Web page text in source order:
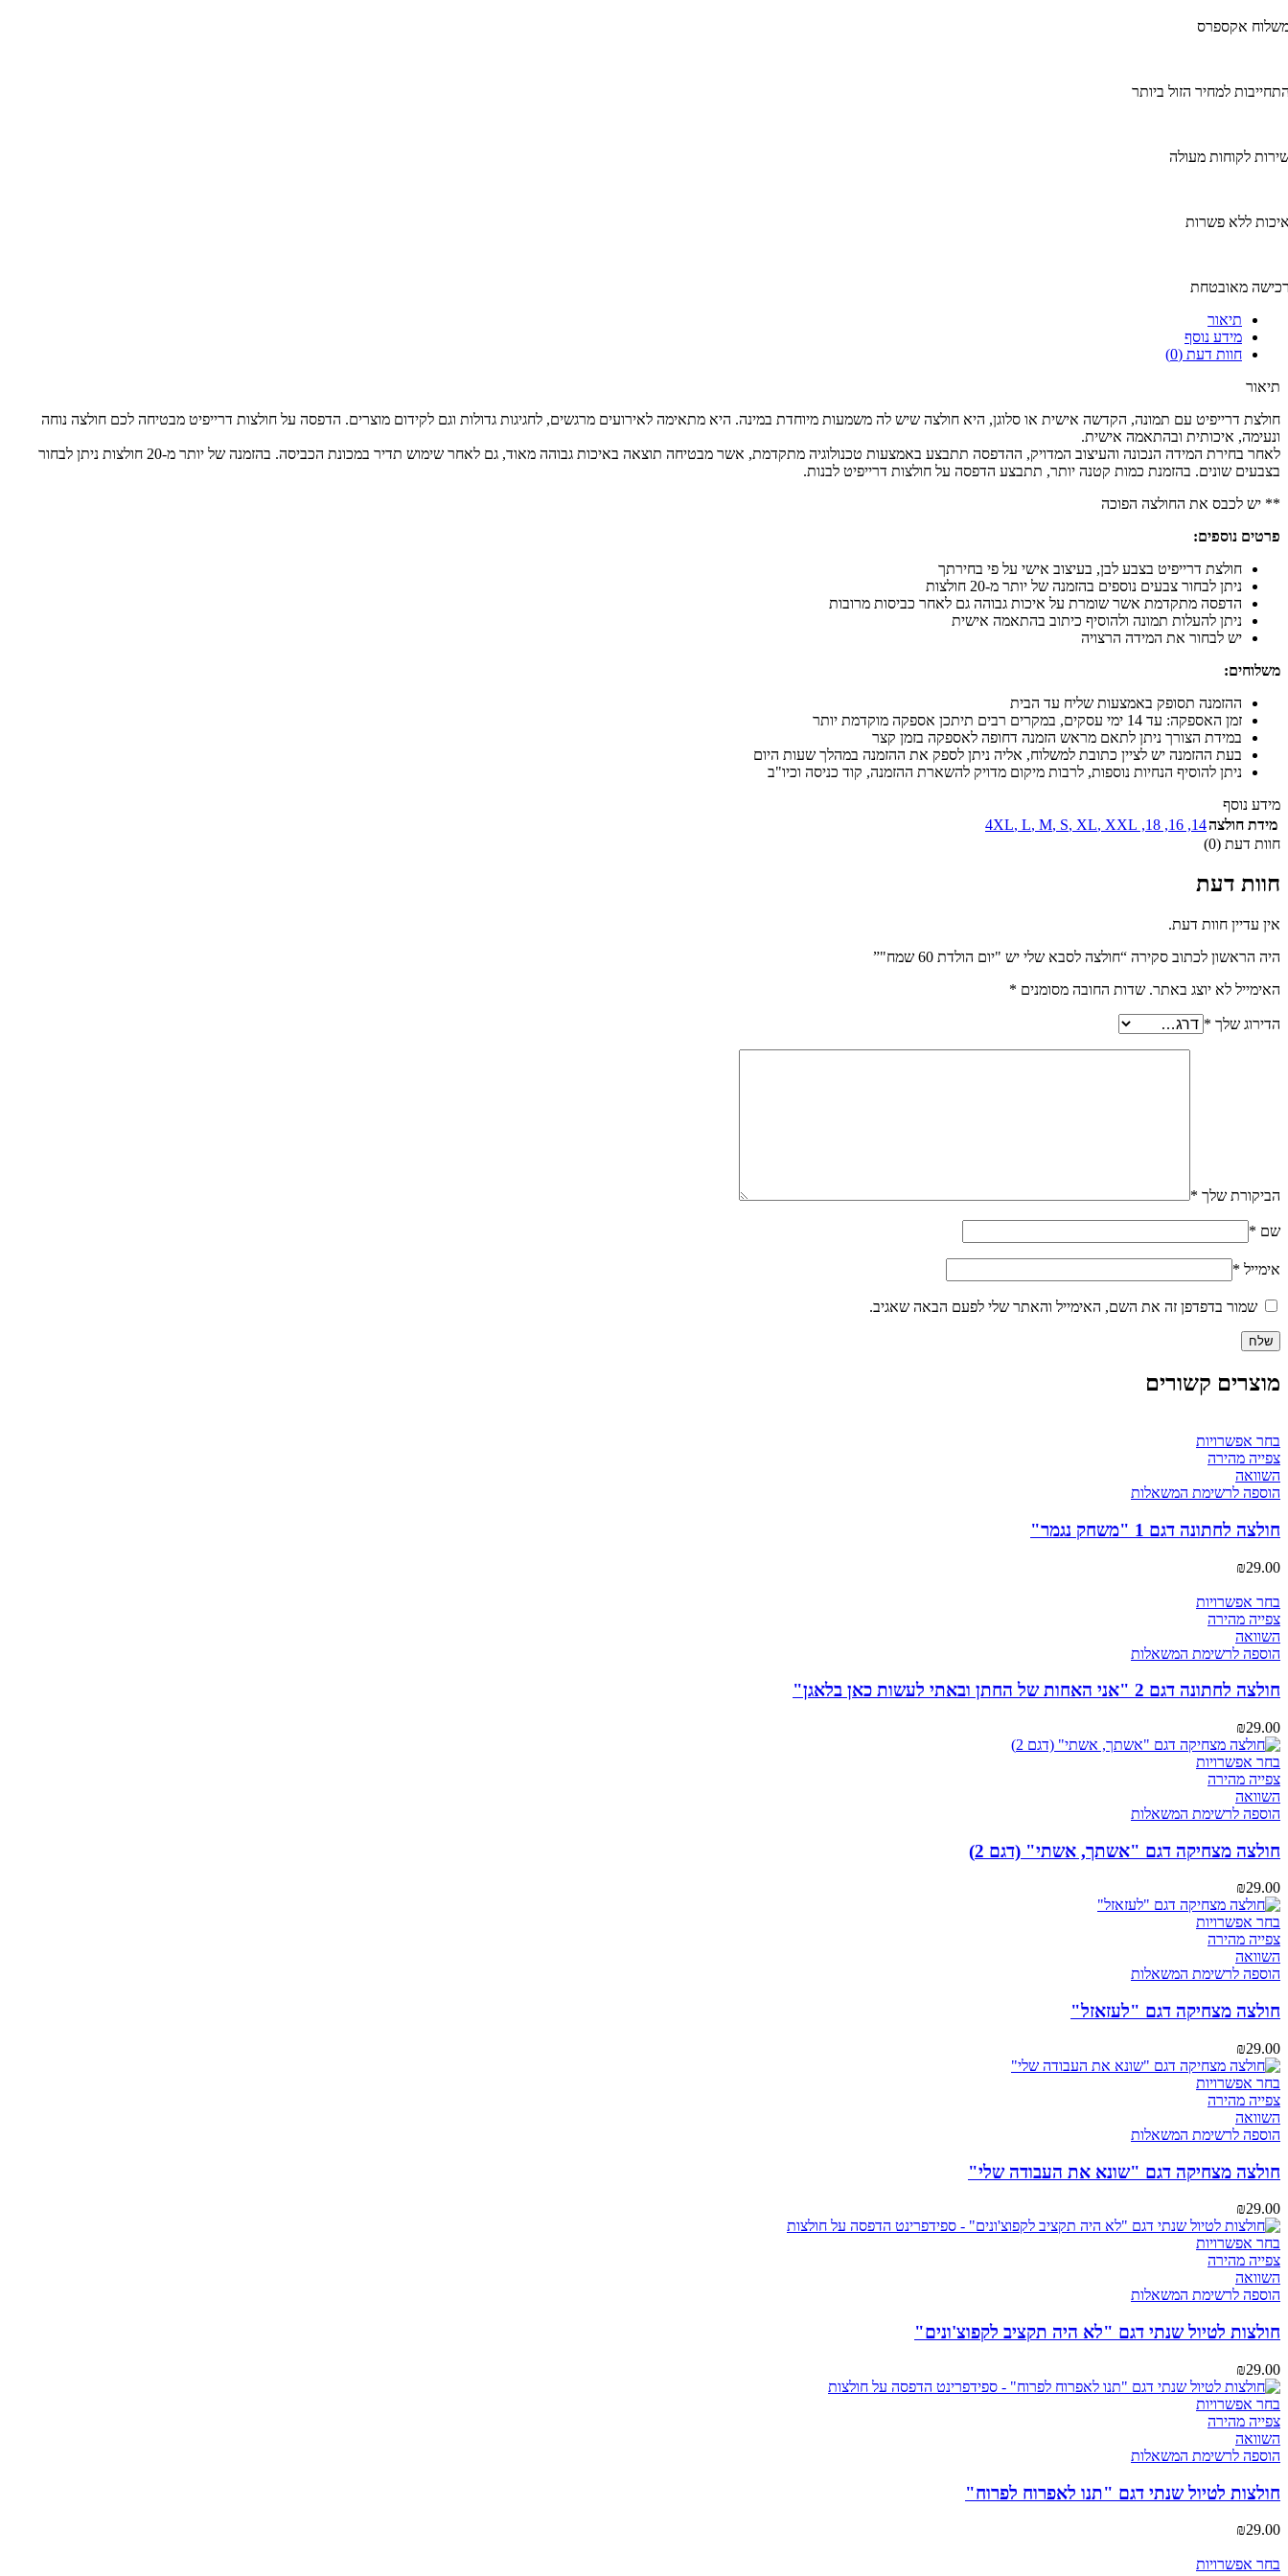
אקספרס
למחיר הזול ביותר
לקוחות מעולה
ללא פשרות
מאובטחת
תיאור
מידע נוסף
חוות דעת (0)
תיאור
חולצת דרייפיט עם תמונה, הקדשה אישית או סלוגן, היא חולצה שיש לה משמעות מיוחדת במינה. היא מתאימה לאירועים מרגשים, לחגיגות גדולות וגם לקידום מוצרים. הדפסה על חולצות דרייפיט מבטיחה לכם חולצה נוחה
ונעימה, איכותית ובהתאמה אישית.
לאחר בחירת המידה הנכונה והעיצוב המדויק, ההדפסה תתבצע באמצעות טכנולוגיה מתקדמת, אשר מבטיחה תוצאה באיכות גבוהה מאוד, גם לאחר שימוש תדיר במכונת הכביסה. בהזמנה של יותר מ-20 חולצות ניתן לבחור
בצבעים שונים. בהזמנת כמות קטנה יותר, תתבצע הדפסה על חולצות דרייפיט לבנות.
** יש לכבס את החולצה הפוכה
פרטים נוספים:
חולצת דרייפיט בצבע לבן, בעיצוב אישי על פי בחירתך
ניתן לבחור צבעים נוספים בהזמנה של יותר מ-20 חולצות
הדפסה מתקדמת אשר שומרת על איכות גבוהה גם לאחר כביסות מרובות
ניתן להעלות תמונה ולהוסיף כיתוב בהתאמה אישית
יש לבחור את המידה הרצויה
משלוחים:
ההזמנה תסופק באמצעות שליח עד הבית
זמן האספקה: עד 14 ימי עסקים, במקרים רבים תיתכן אספקה מוקדמת יותר
במידת הצורך ניתן לתאם מראש הזמנה דחופה לאספקה בזמן קצר
בעת ההזמנה יש לציין כתובת למשלוח, אליה ניתן לספק את ההזמנה במהלך שעות היום
ניתן להוסיף הנחיות נוספות, לרבות מיקום מדויק להשארת ההזמנה, קוד כניסה וכיו"ב
מידע נוסף
מידת חולצה14
,
16
,
18
,
4XL, L, M, S, XL, XXL
חוות דעת (0)
חוות דעת
אין עדיין חוות דעת.
היה הראשון לכתוב סקירה “חולצה לסבא שלי יש "יום הולדת 60 שמח"”
האימייל לא יוצג באתר. שדות החובה מסומנים *
הדירוג שלך *
הביקורת שלך *
שם *
אימייל *
שמור בדפדפן זה את השם, האימייל והאתר שלי לפעם הבאה שאגיב.
מוצרים קשורים
בחר אפשרויות
מספר
ניתן
לבחור
המוצר
צפייה מהירה
השוואה
הוספה לרשימת המשאלות
חולצה לחתונה דגם 1 "משחק נגמר"
₪29.00
בחר אפשרויות
מספר
ניתן
האפשרויות
בעמוד
המוצר
צפייה מהירה
השוואה
הוספה לרשימת המשאלות
חולצה לחתונה דגם 2 "אני האחות של החתן ובאתי לעשות כאן בלאגן"
₪29.00
בחר אפשרויות
מספר
ניתן
לבחור
האפשרויות
בעמוד
המוצר
צפייה מהירה
השוואה
הוספה לרשימת המשאלות
חולצה מצחיקה דגם "אשתך, אשתי" (דגם 2)
₪29.00
בחר אפשרויותלמוצר
מספר
ניתן
לבחור
האפשרויות
בעמוד
המוצר
צפייה מהירה
השוואה
הוספה לרשימת המשאלות
חולצה מצחיקה דגם "לעזאזל"
₪29.00
בחר אפשרויות
מספר
ניתן
לבחור
האפשרויות
בעמוד
המוצר
צפייה מהירה
השוואה
הוספה לרשימת המשאלות
חולצה מצחיקה דגם "שונא את העבודה שלי"
₪29.00
בחר אפשרויות
מספר
ניתן
לבחור
האפשרויות
בעמוד
המוצר
צפייה מהירה
השוואה
הוספה לרשימת המשאלות
חולצות לטיול שנתי דגם "לא היה תקציב לקפוצ'ונים"
₪29.00
בחר אפשרויות
מספר
ניתן
לבחור
צפייה מהירה
השוואה
הוספה לרשימת המשאלות
חולצות לטיול שנתי דגם "תנו לאפרוח לפרוח"
₪29.00
בחר אפשרויות